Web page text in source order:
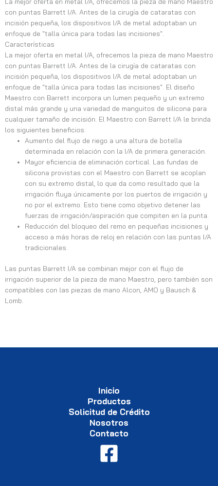
con puntas Barrett I/A. Antes de la cirugía de cataratas con
incisión pequeña, los dispositivos I/A de metal adoptaban un
enfoque de "talla única para todas las incisiones".
Características
La mejor oferta en metal I/A, ofrecemos la pieza de mano Maestro
con puntas Barrett I/A. Antes de la cirugía de cataratas con
incisión pequeña, los dispositivos I/A de metal adoptaban un
enfoque de "talla única para todas las incisiones". El diseño
Maestro con Barrett incorpora un lumen pequeño y un extremo
distal más grande y una variedad de manguitos de silicona para
cualquier tamaño de incisión. El Maestro con Barrett I/A le brinda
los siguientes beneficios:
Aumento del flujo de riego a una altura de botella
determinada en relación con la I/A de primera generación.
Mayor eficiencia de eliminación cortical. Las fundas de
silicona provistas con el Maestro con Barrett se acoplan
con su extremo distal, lo que da como resultado que la
irrigación fluya únicamente por los puertos de irrigación y
no por el extremo. Esto tiene como objetivo detener las
fuerzas de irrigación/aspiración que compiten en la punta.
Reducción del bloqueo del remo en pequeñas incisiones y
acceso a más horas de reloj en relación con las puntas I/A
tradicionales.
Las puntas Barrett I/A se combinan mejor con el flujo de
irrigación superior de la pieza de mano Maestro, pero también son
compatibles con las piezas de mano Alcon, AMO y Bausch &
Lomb.
Inicio
Productos
Solicitud de Crédito
Nosotros
Contacto